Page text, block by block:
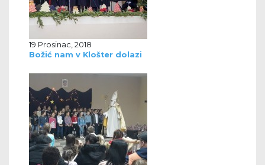
19 Prosinac, 2018
Božić nam v Klošter dolazi